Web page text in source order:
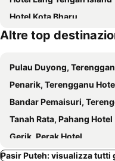
Hotel Kota Bharu
Altre top
Pulau Duyong, Terengganu
Penarik, Terengganu
Bandar Pemaisuri, Terengganu
Tanah Rata, Pahang Hotel
Gerik, Perak Hotel
Gua Musang, Kelantan
Pasir Puteh: visualizza tutti